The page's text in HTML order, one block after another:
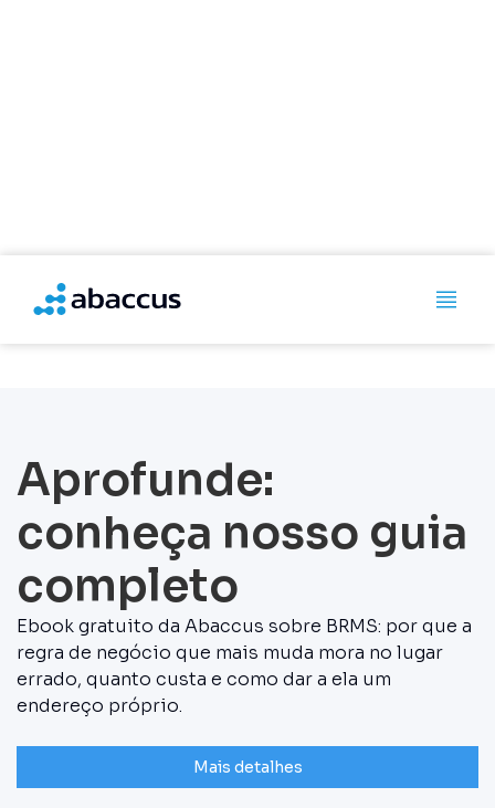
Aprofunde:
conheça nosso guia
completo
Ebook gratuito da Abaccus sobre BRMS: por que a
regra de negócio que mais muda mora no lugar
errado, quanto custa e como dar a ela um
endereço próprio.
Mais detalhes